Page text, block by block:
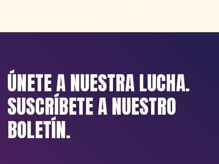
ÚNETE A NUESTRA LUCHA.
SUSCRÍBETE A NUESTRO
BOLETÍN.